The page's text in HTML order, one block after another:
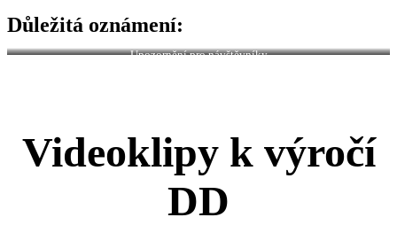
Důležitá oznámení:
Upozornění pro návštěvníky
Videoklipy k výročí
DD